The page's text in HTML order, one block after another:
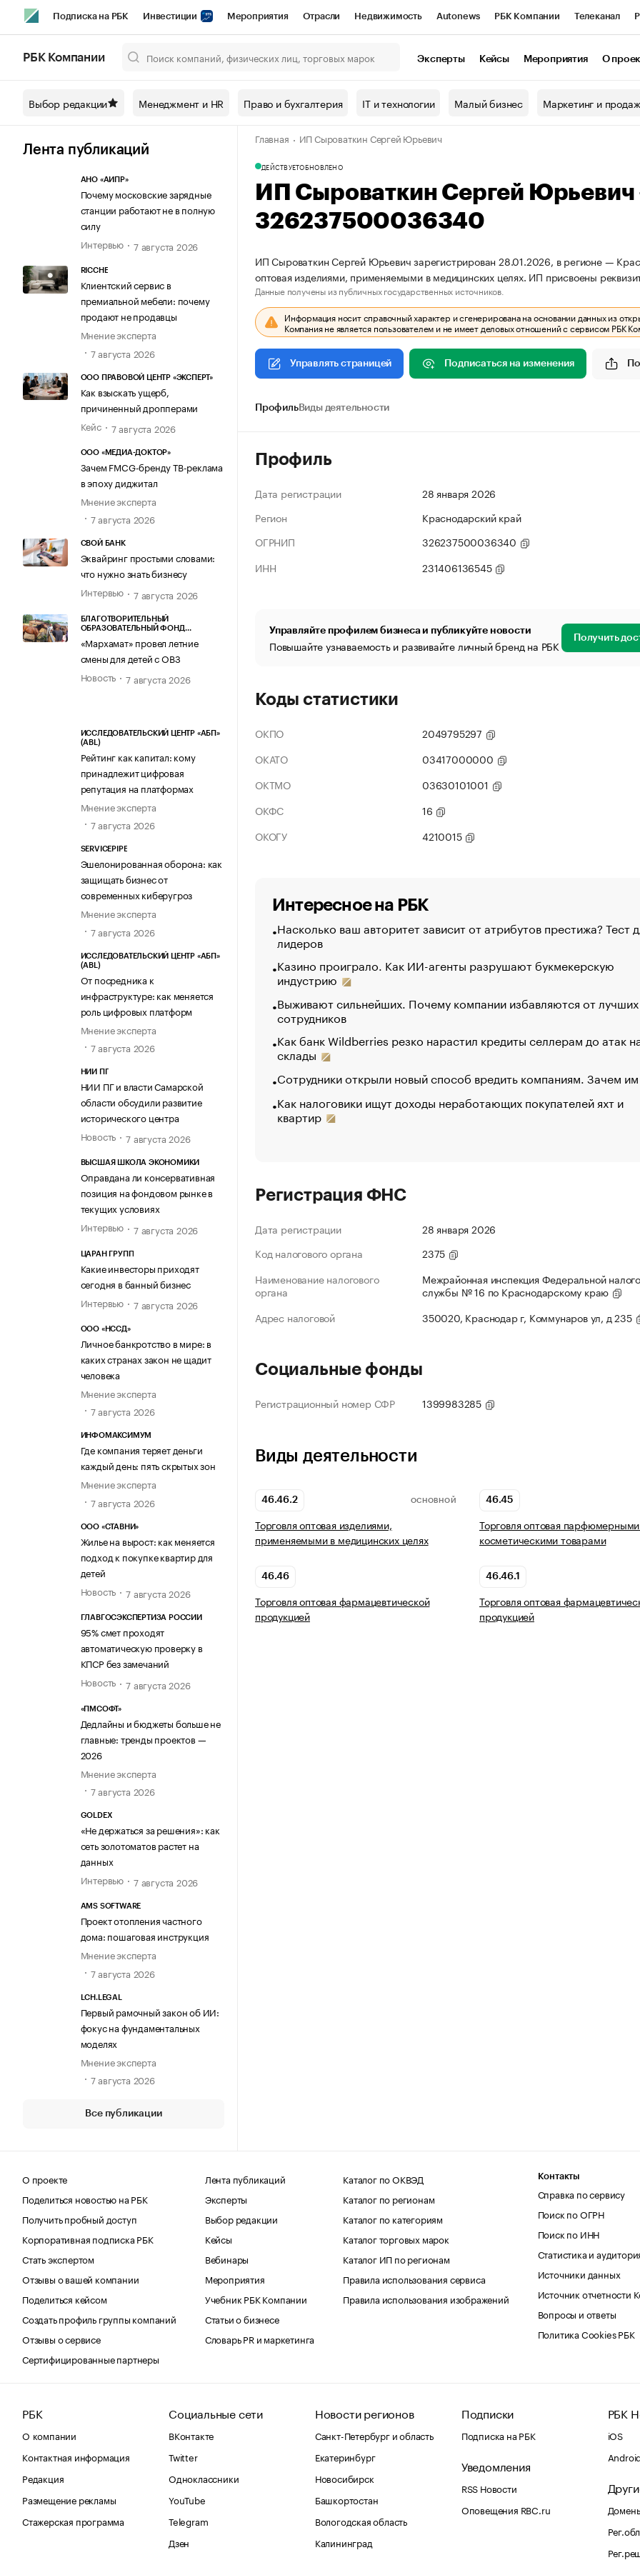
Подписка на РБК Инвестиции Мероприятия Отрасли Недвижимость Autonews РБК Компании Телеканал
Спецпроекты СПб Конференции СПб Спецпроекты Проверка контрагентов
Технологии и медиа Рынок наличной валюты
РБК Компании Эксперты Кейсы Мероприятия О
Выбор редакции Менеджмент и HR Право и бухгалтерия IT и технологии Малый бизнес Маркетинг и
Лента публикаций
АНО «АИПР»
Почему московские зарядные
станции работают не в полную
силу
Интервью
7 августа 2026
RICCHE
Клиентский сервис в
премиальной мебели: почему
продают не продавцы
Мнение эксперта
7 августа 2026
ООО ПРАВОВОЙ ЦЕНТР «ЭКСПЕРТ»
Как взыскать ущерб,
причиненный дропперами
Кейс
7 августа 2026
ООО «МЕДИА-ДОКТОР»
Зачем FMCG-бренду ТВ-реклама
в эпоху диджитал
Мнение эксперта
7 августа 2026
СВОЙ БАНК
Эквайринг простыми словами:
что нужно знать бизнесу
Интервью
7 августа 2026
БЛАГОТВОРИТЕЛЬНЫЙ
ОБРАЗОВАТЕЛЬНЫЙ ФОНД
«Мархамат» провел летние
смены для детей с ОВЗ
Новость
7 августа 2026
ИССЛЕДОВАТЕЛЬСКИЙ ЦЕНТР «АБП»
(ABL)
Рейтинг как капитал: кому
принадлежит цифровая
репутация на платформах
Мнение эксперта
7 августа 2026
SERVICEPIPE
Эшелонированная оборона: как
защищать бизнес от
современных киберугроз
Мнение эксперта
7 августа 2026
ИССЛЕДОВАТЕЛЬСКИЙ ЦЕНТР «АБП»
(ABL)
От посредника к
инфраструктуре: как меняется
роль цифровых платформ
Мнение эксперта
7 августа 2026
НИИ ПГ
НИИ ПГ и власти Самарской
области обсудили развитие
исторического центра
Новость
7 августа 2026
ВЫСШАЯ ШКОЛА ЭКОНОМИКИ
Оправдана ли консервативная
позиция на фондовом рынке в
текущих условиях
Интервью
7 августа 2026
ЦАРАН ГРУПП
Какие инвесторы приходят
сегодня в банный бизнес
Интервью
7 августа 2026
ООО «НССД»
Личное банкротство в мире: в
каких странах закон не щадит
человека
Мнение эксперта
7 августа 2026
ИНФОМАКСИМУМ
Где компания теряет деньги
каждый день: пять скрытых зон
Мнение эксперта
7 августа 2026
ООО «СТАВНИ»
Жилье на вырост: как меняется
подход к покупке квартир для
детей
Новость
7 августа 2026
ГЛАВГОСЭКСПЕРТИЗА РОССИИ
95% смет проходят
автоматическую проверку в
КПСР без замечаний
Новость
7 августа 2026
«ПМСОФТ»
Дедлайны и бюджеты больше не
главные: тренды проектов —
2026
Мнение эксперта
7 августа 2026
GOLDEX
«Не держаться за решения»: как
сеть золотоматов растет на
данных
Интервью
7 августа 2026
AMS SOFTWARE
Проект отопления частного
дома: пошаговая инструкция
Мнение эксперта
7 августа 2026
LCH.LEGAL
Первый рамочный закон об ИИ:
фокус на фундаментальных
моделях
Мнение эксперта
7 августа 2026
Все публикации
Главная ИП Сыроваткин Сергей Юрьевич
ДЕЙСТВУЕТОБНОВЛЕНО
ИП Сыроваткин Сергей
326237500036340
ИП Сыроваткин Сергей Юрьевич зарегистрирован 28.01.2026, в регионе —
оптовая изделиями, применяемыми в медицинских целях. ИП присвоены
Данные получены из публичных государственных источников.
Информация носит справочный характер и сгенерирована на основании данных из
Компания не является пользователем и не имеет деловых отношений с сервисом РБК
Управлять страницей Подписаться на изменения
ПрофильВиды деятельности
Профиль
Дата регистрации
28 января 2026
Регион
Краснодарский край
ОГРНИП
326237500036340
ИНН
231406136545
Управляйте профилем бизнеса и публикуйте новости
Повышайте узнаваемость и развивайте личный бренд на РБК Получить
Коды статистики
ОКПО
2049795297
ОКАТО
03417000000
ОКТМО
03630101001
ОКФС
16
ОКОГУ
4210015
Интересное на РБК
Насколько ваш авторитет зависит от атрибутов престижа? Тест
лидеров
Казино проиграло. Как ИИ-агенты разрушают букмекерскую
индустрию
Выживают сильнейших. Почему компании избавляются от лучших
сотрудников
Как банк Wildberries резко нарастил кредиты селлерам до атак
склады
Сотрудники открыли новый способ вредить компаниям. Зачем
Как налоговики ищут доходы неработающих покупателей яхт и
квартир
Регистрация ФНС
Дата регистрации
28 января 2026
Код налогового органа
2375
Наименование налогового
органа
Межрайонная инспекция Федеральной
службы № 16 по Краснодарскому краю
Адрес налоговой
350020, Краснодар г, Коммунаров ул, д 235
Социальные фонды
Регистрационный номер СФР 1399983285
Виды деятельности
46.46.2 ОСНОВНОЙ
Торговля оптовая изделиями,
применяемыми в медицинских целях
46.45
Торговля оптовая
косметическими товарами
46.46
Торговля оптовая фармацевтической
продукцией
46.46.1
Торговля оптовая
продукцией
О проекте
Поделиться новостью на РБК
Получить пробный доступ
Корпоративная подписка РБК
Стать экспертом
Отзывы о вашей компании
Поделиться кейсом
Создать профиль группы компаний
Отзывы о сервисе
Сертифицированные партнеры
Лента публикаций
Эксперты
Выбор редакции
Кейсы
Вебинары
Мероприятия
Учебник РБК Компании
Статьи о бизнесе
Словарь PR и маркетинга
Каталог по ОКВЭД
Каталог по регионам
Каталог по категориям
Каталог торговых марок
Каталог ИП по регионам
Правила использования сервиса
Правила использования изображений
Контакты
Справка по сервису
Поиск по ОГРН
Поиск по ИНН
Статистика и
Источники данных
Источник отчетности
Вопросы и ответы
Политика Cookies РБК
РБК
О компании
Контактная информация
Редакция
Размещение рекламы
Стажерская программа
Социальные сети
ВКонтакте
Twitter
Одноклассники
YouTube
Telegram
Дзен
Новости регионов
Санкт-Петербург и область
Екатеринбург
Новосибирск
Башкортостан
Вологодская область
Калининград
Подписки
Подписка на РБК
Уведомления
RSS Новости
Оповещения RBC.ru
РБК
iOS